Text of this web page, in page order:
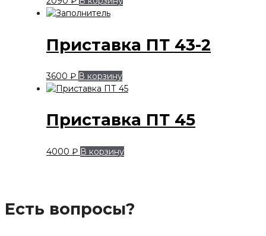
Приставка ПТ 43-2
3600 ₽ В корзину
Приставка ПТ 45
4000 ₽ В корзину
Есть вопросы?